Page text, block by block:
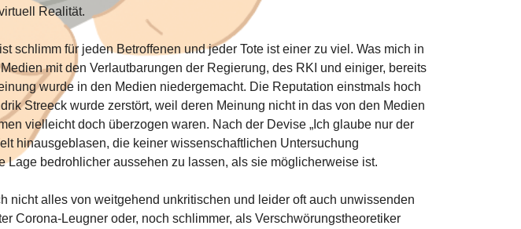
Realität.
schlimm für jeden Betroffenen und jeder Tote ist einer zu viel. Was mich in
mit den Verlautbarungen der Regierung, des RKI und einiger, bereits
wurde in den Medien niedergemacht. Die Reputation einstmals hoch
Streeck wurde zerstört, weil deren Meinung nicht in das von den Medien
vielleicht doch überzogen waren. Nach der Devise „Ich glaube nur der
hinausgeblasen, die keiner wissenschaftlichen Untersuchung
bedrohlicher aussehen zu lassen, als sie möglicherweise ist.
nicht alles von weitgehend unkritischen und leider oft auch unwissenden
Corona-Leugner oder, noch schlimmer, als Verschwörungstheoretiker